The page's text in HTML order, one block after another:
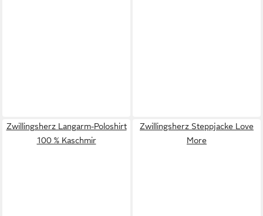
Zwillingsherz Langarm-Poloshirt
100 % Kaschmir
Zwillingsherz Steppjacke Love
More